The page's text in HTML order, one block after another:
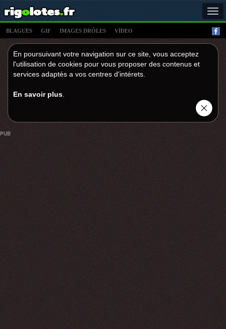
BLAGUES GIF IMAGES DRÔLES VÍDEO
En poursuivant votre navigation sur ce site, vous acceptez
l'utilisation de cookies pour vous proposer des contenus et
services adaptés a vos centres d'intérets.
En savoir plus
PUB